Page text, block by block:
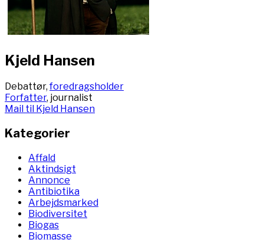
Kjeld Hansen
Debattør,foredragsholder
Forfatter, journalist
Mail til Kjeld Hansen
Kategorier
Affald
Aktindsigt
Annonce
Antibiotika
Arbejdsmarked
Biodiversitet
Biogas
Biomasse